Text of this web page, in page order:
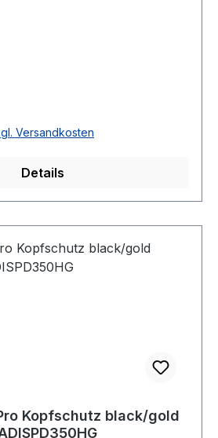
Versandkosten
Details
Kopfschutz black/gold